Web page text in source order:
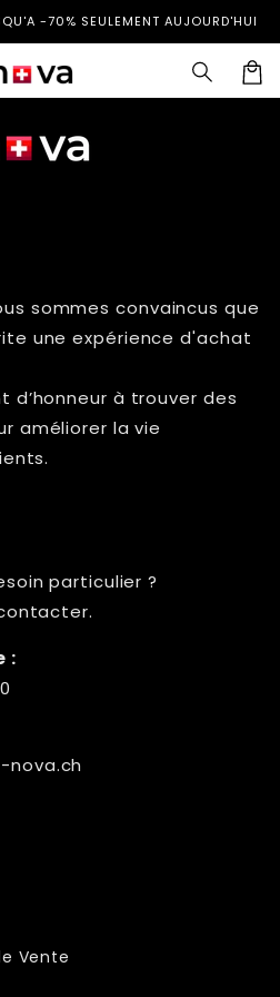
-70% SEULEMENT AUJOURD'HUI
Panier
sommes convaincus que
une expérience d'achat
d’honneur à trouver des
améliorer la vie
particulier ?
:
nova.ch
Vente